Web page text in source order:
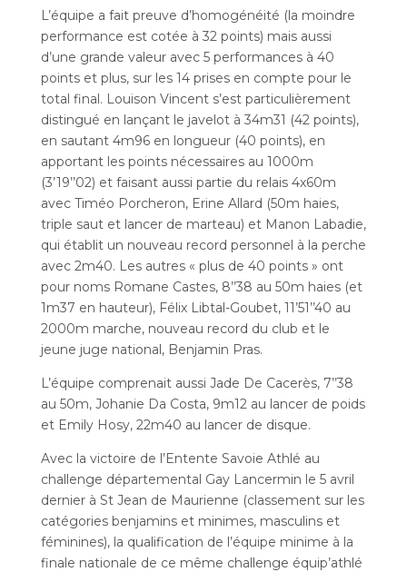
L’équipe a fait preuve d’homogénéité (la moindre
performance est cotée à 32 points) mais aussi
d’une grande valeur avec 5 performances à 40
points et plus, sur les 14 prises en compte pour le
total final. Louison Vincent s’est particulièrement
distingué en lançant le javelot à 34m31 (42 points),
en sautant 4m96 en longueur (40 points), en
apportant les points nécessaires au 1000m
(3’19’’02) et faisant aussi partie du relais 4x60m
avec Timéo Porcheron, Erine Allard (50m haies,
triple saut et lancer de marteau) et Manon Labadie,
qui établit un nouveau record personnel à la perche
avec 2m40. Les autres « plus de 40 points » ont
pour noms Romane Castes, 8’’38 au 50m haies (et
1m37 en hauteur), Félix Libtal-Goubet, 11’51’’40 au
2000m marche, nouveau record du club et le
jeune juge national, Benjamin Pras.
L’équipe comprenait aussi Jade De Cacerès, 7’’38
au 50m, Johanie Da Costa, 9m12 au lancer de poids
et Emily Hosy, 22m40 au lancer de disque.
Avec la victoire de l’Entente Savoie Athlé au
challenge départemental Gay Lancermin le 5 avril
dernier à St Jean de Maurienne (classement sur les
catégories benjamins et minimes, masculins et
féminines), la qualification de l’équipe minime à la
finale nationale de ce même challenge équip’athlé